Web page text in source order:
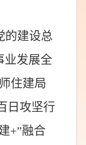
的建设总
业发展全
住建局
日攻坚行
+”融合